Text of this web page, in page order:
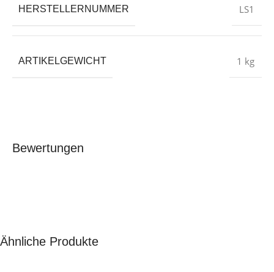
HERSTELLERNUMMER ‎LS1
ARTIKELGEWICHT ‎1 kg
Bewertungen
Ähnliche Produkte